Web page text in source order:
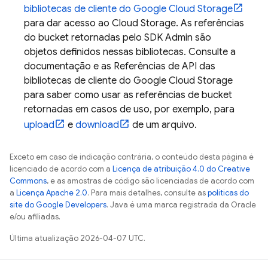
bibliotecas de cliente do Google Cloud Storage
para dar acesso ao Cloud Storage. As referências
do bucket retornadas pelo SDK Admin são
objetos definidos nessas bibliotecas. Consulte a
documentação e as Referências de API das
bibliotecas de cliente do Google Cloud Storage
para saber como usar as referências de bucket
retornadas em casos de uso, por exemplo, para
upload
e download de um arquivo.
Exceto em caso de indicação contrária, o conteúdo desta página é
licenciado de acordo com a Licença de atribuição 4.0 do Creative
Commons, e as amostras de código são licenciadas de acordo com
a Licença Apache 2.0. Para mais detalhes, consulte aspolíticas do
site do Google Developers. Java é uma marca registrada da Oracle
e/ou afiliadas.
Última atualização 2026-04-07 UTC.